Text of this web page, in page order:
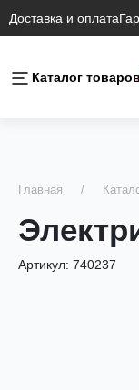
Доставка и оплата
Каталог товаров
Главная
Артикул: 740237